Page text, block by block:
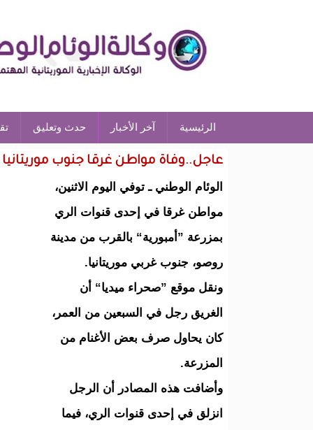
الرئيسية آخر الأخبار حدث وتعليق
عاجل..وفاة مواطن غرقا جنوب موريتانيا
الوئام الوطني ـ توفي اليوم الاثنين،
مواطن غرقا في إحدى قنوات الري
بمزرعة ”أمبورية“ بالقرب من مدينة
روصو، جنوب غربي موريتانيا.
ونقل موقع ”صحراء ميديا“ أن
الغريق رجل في السبعين من العمر،
كان يحاول صرف بعض الأغنام من
المزرعة.
وأضافت هذه المصادر أن الرجل
انزلق في إحدى قنوات الري، فيما